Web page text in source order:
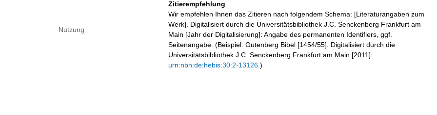
Nutzung
Zitierempfehlung
Wir empfehlen Ihnen das Zitieren nach folgendem Schema: [Literaturangaben zum
Werk]. Digitalisiert durch die Universitätsbibliothek J.C. Senckenberg Frankfurt am
Main [Jahr der Digitalisierung]: Angabe des permanenten Identifiers, ggf.
Seitenangabe. (Beispiel: Gutenberg Bibel [1454/55]. Digitalisiert durch die
Universitätsbibliothek J.C. Senckenberg Frankfurt am Main [2011]:
urn:nbn:de:hebis:30:2-13126 .)